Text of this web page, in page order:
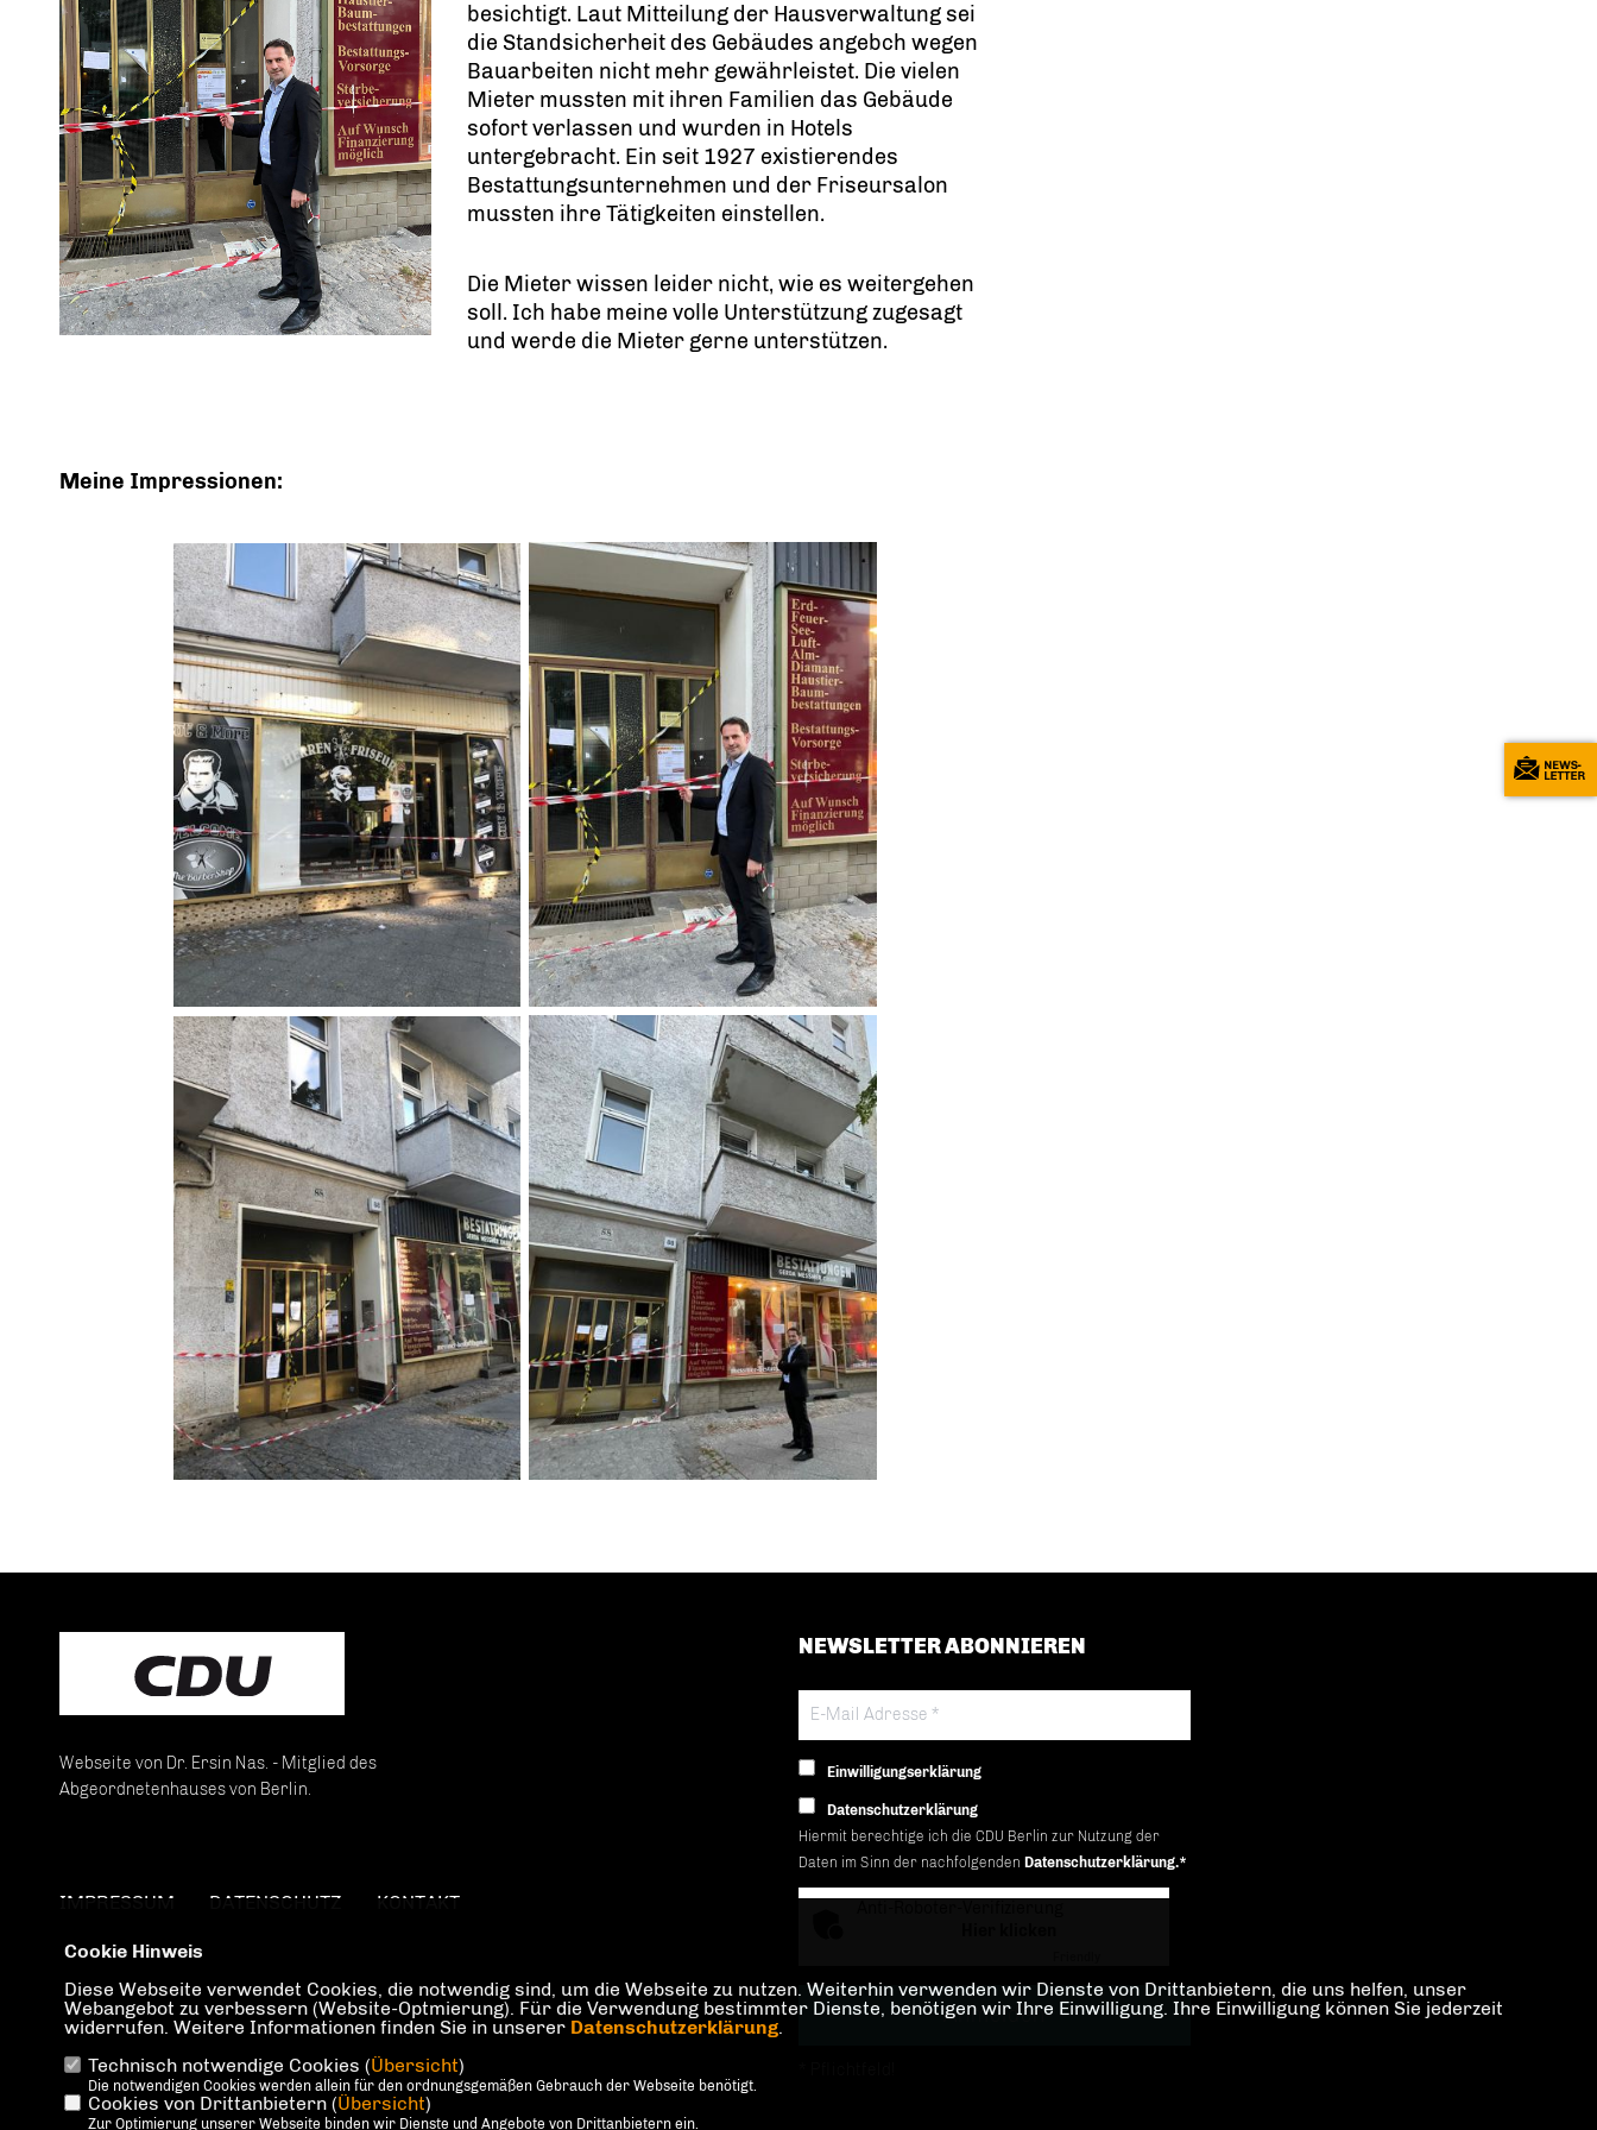
besichtigt. Laut Mitteilung der Hausverwaltung sei
die Standsicherheit des Gebäudes angebch wegen
Bauarbeiten nicht mehr gewährleistet. Die vielen
Mieter mussten mit ihren Familien das Gebäude
sofort verlassen und wurden in Hotels
untergebracht. Ein seit 1927 existierendes
Bestattungsunternehmen und der Friseursalon
mussten ihre Tätigkeiten einstellen.
Die Mieter wissen leider nicht, wie es weitergehen
soll. Ich habe meine volle Unterstützung zugesagt
und werde die Mieter gerne unterstützen.
Meine Impressionen:
Webseite von Dr. Ersin Nas. - Mitglied des
Abgeordnetenhauses von Berlin.
IMPRESSUM DATENSCHUTZ KONTAKT
NEWSLETTER ABONNIEREN
Einwilligungserklärung
Datenschutzerklärung
Hiermit berechtige ich die CDU Berlin zur Nutzung der
Daten im Sinn der nachfolgenden Datenschutzerklärung.*
Cookie Hinweis
Diese Webseite verwendet Cookies, die notwendig sind, um die Webseite zu nutzen. Weiterhin verwenden wir Dienste von Drittanbietern, die uns helfen, unser
Webangebot zu verbessern (Website-Optmierung). Für die Verwendung bestimmter Dienste, benötigen wir Ihre Einwilligung. Ihre Einwilligung können Sie jederzeit
widerrufen. Weitere Informationen finden Sie in unserer Datenschutzerklärung.
Technisch notwendige Cookies (Übersicht)
Die notwendigen Cookies werden allein für den ordnungsgemäßen Gebrauch der Webseite benötigt.
Cookies von Drittanbietern (Übersicht)
Zur Optimierung unserer Webseite binden wir Dienste und Angebote von Drittanbietern ein.